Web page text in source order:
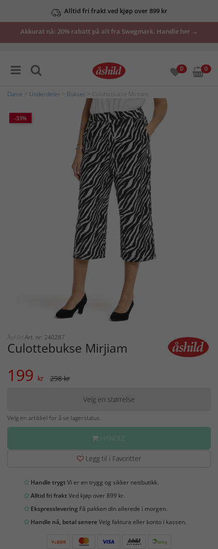
Alltid fri frakt ved kjøp over 899 kr
Akkurat nå: 20% rabatt på alt fra Swegmark. Handle her →
0 0
Dame Underdeler Bukser > Culottebukse Mirjiam
-33%
Åshild Art. nr: 240287
Culottebukse Mirjiam
199 kr 298 kr
Velg en størrelse
Velg en artikkel for å se lagerstatus.
HANDLE
Legg til i Favoritter
Handle trygtVi er en trygg og sikker nettbutikk.
Alltid fri fraktVed kjøp over 899 kr.
Ekspresslevering Få pakken din allerede i morgen.
Handle nå, betal senereVelg faktura eller konto i kassen.